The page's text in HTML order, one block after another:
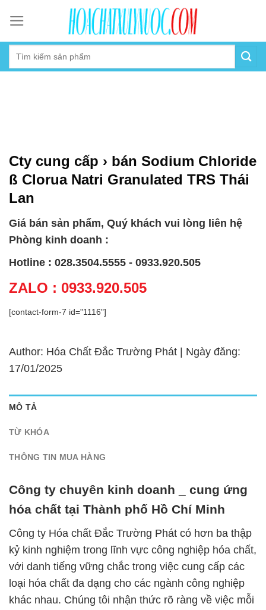
content
Cty cung cấp › bán Sodium Chloride
ß Clorua Natri Granulated TRS Thái
Lan
Giá bán sản phẩm, Quý khách vui lòng liên hệ
Phòng kinh doanh :
Hotline : 028.3504.5555 - 0933.920.505
ZALO : 0933.920.505
[contact-form-7 id="1116"]
Author: Hóa Chất Đắc Trường Phát | Ngày đăng:
17/01/2025
MÔ TẢ
TỪ KHÓA
THÔNG TIN MUA HÀNG
Công ty chuyên kinh doanh _ cung ứng
hóa chất tại Thành phố Hồ Chí Minh
Công ty Hóa chất Đắc Trường Phát có hơn ba thập
kỷ kinh nghiệm trong lĩnh vực công nghiệp hóa chất,
với danh tiếng vững chắc trong việc cung cấp các
loại hóa chất đa dạng cho các ngành công nghiệp
khác nhau. Chúng tôi nhận thức rõ ràng về việc mỗi